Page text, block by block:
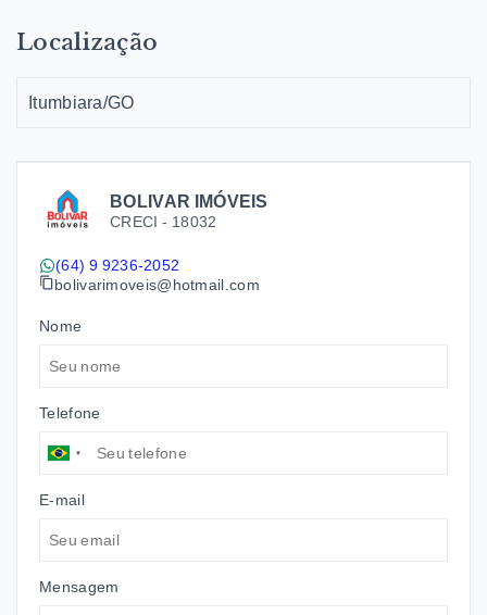
BOLIVAR IMÓVEIS
CRECI - 18032
(64) 9 9236-2052
bolivarimoveis@hotmail.com
Nome
Telefone
E-mail
Mensagem
Localização
Itumbiara/GO